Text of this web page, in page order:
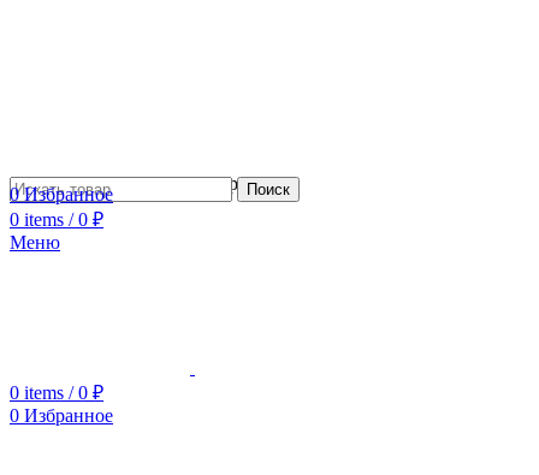
Сотрудничество с дизайнерамиПоиск
0Избранное
0 items / 0 ₽
Меню
0 items / 0 ₽
0 Избранное